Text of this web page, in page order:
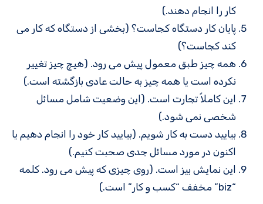
کار را انجام دهند.)
پایان کار دستگاه کجاست؟ (بخشی از دستگاه که کار می
کند کجاست؟)
همه چیز طبق معمول پیش می رود. (هیچ چیز تغییر
نکرده است یا همه چیز به حالت عادی بازگشته است.)
این کاملاً تجارت است. (این وضعیت شامل مسائل
شخصی نمی شود.)
بیایید دست به کار شویم. (بیایید کار خود را انجام دهیم یا
اکنون در مورد مسائل جدی صحبت کنیم.)
این نمایش بیز است. (روی چیزی که پیش می رود. کلمه
“biz” مخفف “کسب و کار” است.)